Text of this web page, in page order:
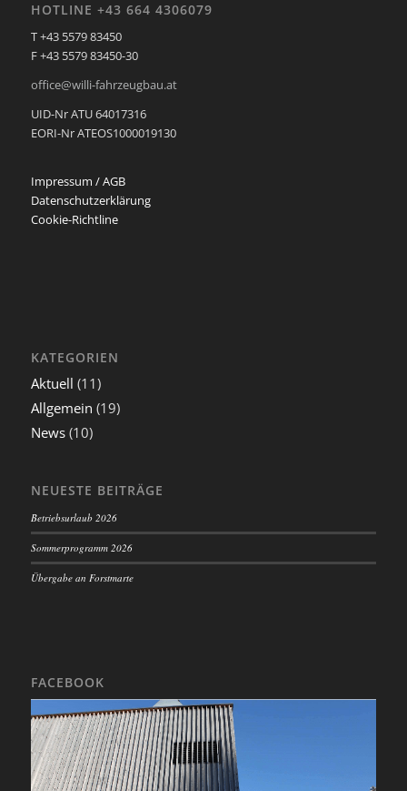
HOTLINE +43 664 4306079
T +43 5579 83450
F +43 5579 83450-30
office@willi-fahrzeugbau.at
UID-Nr ATU 64017316
EORI-Nr ATEOS1000019130
Impressum / AGB
Datenschutzerklärung
Cookie-Richtline
KATEGORIEN
Aktuell (11)
Allgemein (19)
News(10)
NEUESTE BEITRÄGE
Betriebsurlaub 2026
Sommerprogramm 2026
Übergabe an Forstmarte
FACEBOOK